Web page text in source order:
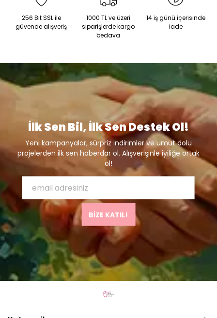
256 Bit SSL ile
güvende alışveriş
1000 TL ve üzeri
siparişlerde kargo
bedava
14 iş günü içerisinde
iade
İlk Sen Bil, İlk Sen Destek Ol!
Yeni kampanyalar, sürpriz indirimler ve umut dolu
projelerden ilk sen haberdar ol. Alışverişinle iyiliğe ortak
ol!
BİZE KATIL!